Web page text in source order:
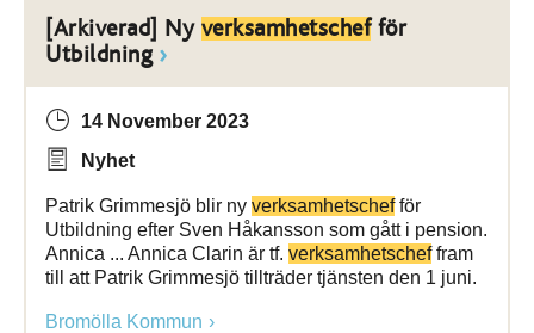
[Arkiverad] Ny verksamhetschefför
Utbildning
14 November 2023
Nyhet
Patrik Grimmesjö blir ny verksamhetschefför
Utbildning efter Sven Håkansson som gått i pension.
Annica ... Annica Clarin är tf. verksamhetscheffram
till att Patrik Grimmesjö tillträder tjänsten den 1 juni.
Bromölla Kommun